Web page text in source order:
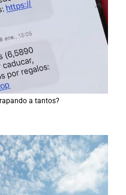
a tantos?